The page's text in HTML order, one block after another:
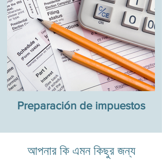
Preparación de impuestos
আপনার কি এমন কিছুর জন্য